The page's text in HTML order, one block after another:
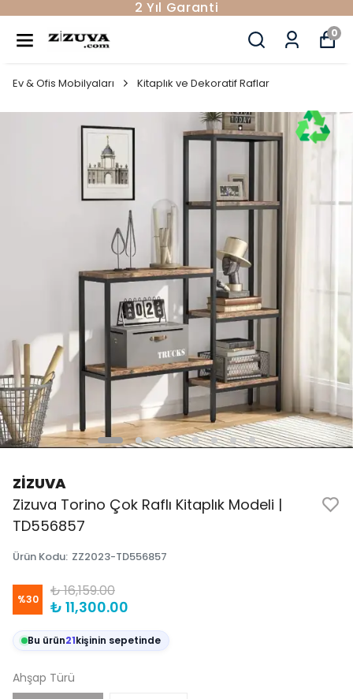
2 Yıl Garanti
0
Ev & Ofis Mobilyaları Kitaplık ve Dekoratif Raflar
ZİZUVA
Zizuva Torino Çok Raflı Kitaplık Modeli |
TD556857
Ürün Kodu: ZZ2023-TD556857
%30 ₺ 16,159.00
₺ 11,300.00
Bu ürün21kişinin sepetinde
Ahşap Türü